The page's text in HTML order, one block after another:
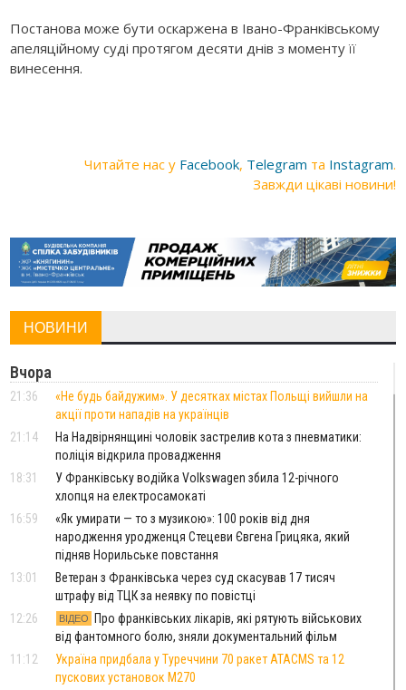
Постанова може бути оскаржена в Івано-Франківському
апеляційному суді протягом десяти днів з моменту її
винесення.
Читайте нас у Facebook, Telegram та Instagram.
Завжди цікаві новини!
НОВИНИ
Вчора
21:36
«Не будь байдужим». У десятках містах Польщі вийшли на
акції проти нападів на українців
21:14
На Надвірнянщині чоловік застрелив кота з пневматики:
поліція відкрила провадження
18:31
У Франківську водійка Volkswagen збила 12-річного
хлопця на електросамокаті
16:59
«Як умирати — то з музикою»: 100 років від дня
народження уродженця Стецеви Євгена Грицяка, який
підняв Норильське повстання
13:01
Ветеран з Франківська через суд скасував 17 тисяч
штрафу від ТЦК за неявку по повістці
12:26
ВІДЕО
Про франківських лікарів, які рятують військових
від фантомного болю, зняли документальний фільм
11:12
Україна придбала у Туреччини 70 ракет ATACMS та 12
пускових установок M270